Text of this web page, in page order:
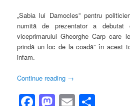
„Sabia lui Damocles” pentru
numită de prezentator a
viceprimarului Gheorghe Carp care
prindă un loc de la coadă” în acest
infam.
Continue reading →